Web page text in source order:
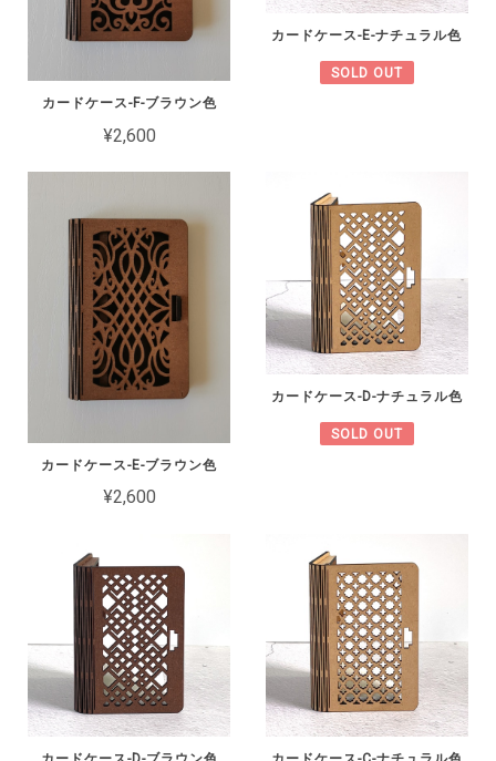
カードケース-F-ブラウン色
¥2,600
カードケース-E-ナチュラル色
SOLD OUT
カードケース-E-ブラウン色
¥2,600
カードケース-D-ナチュラル色
SOLD OUT